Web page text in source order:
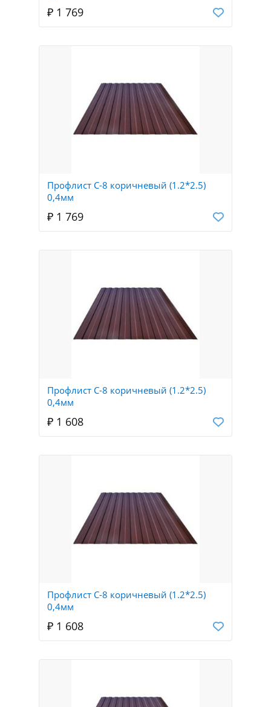
₽ 1 769
Профлист С-8 коричневый (1.2*2.5)
0,4мм
₽ 1 769
Профлист С-8 коричневый (1.2*2.5)
0,4мм
₽ 1 608
Профлист С-8 коричневый (1.2*2.5)
0,4мм
₽ 1 608